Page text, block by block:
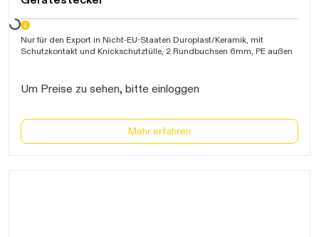
Nur für den Export in Nicht-EU-Staaten Duroplast/Keramik, mit
Schutzkontakt und Knickschutztülle, 2 Rundbuchsen 6mm, PE außen
Um Preise zu sehen, bitte einloggen
Mehr erfahren